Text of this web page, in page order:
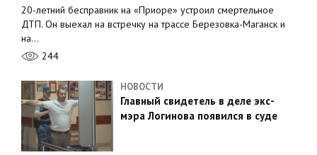
20-летний бесправник на «Приоре» устроил смертельное
ДТП. Он выехал на встречку на трассе Березовка-Маганск и
на…
244
НОВОСТИ
Главный свидетель в деле экс-
мэра Логинова появился в суде